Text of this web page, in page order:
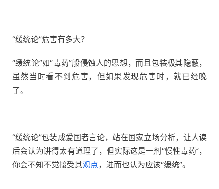
“缓统论”危害有多大？
“缓统论”如“毒药”般侵蚀人的思想，而且包装极其隐蔽，
虽然当时看不到危害，但如果发现危害时，就已经晚
了。
“缓统论”包装成爱国者言论，站在国家立场分析，让人读
后会认为讲得太有道理了，但实际这是一剂“慢性毒药”，
你会不知不觉接受其观点，进而也认为应该“缓统”。